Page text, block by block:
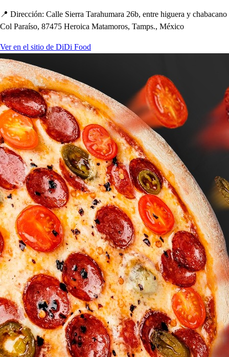
📍 Dirección: Calle Sierra Tarahumara 26b, entre higuera y chabacano
Col Paraíso, 87475 Heroica Matamoros, Tamps., México
Ver en el sitio de DiDi Food